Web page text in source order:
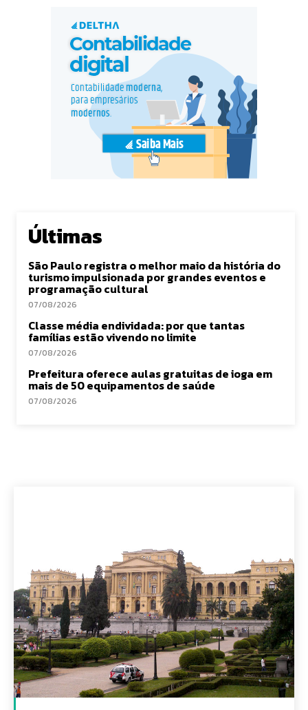
Últimas
São Paulo registra o melhor maio da história do
turismo impulsionada por grandes eventos e
programação cultural
07/08/2026
Classe média endividada: por que tantas
famílias estão vivendo no limite
07/08/2026
Prefeitura oferece aulas gratuitas de ioga em
mais de 50 equipamentos de saúde
07/08/2026